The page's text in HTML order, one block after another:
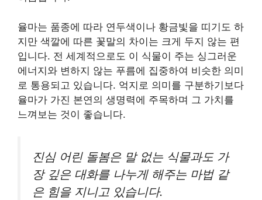
율마는 품종에 따라 연두색이나 황금빛을 띠기도 하
지만 색깔에 따른 꽃말의 차이는 크게 두지 않는 편
입니다. 전 세계적으로도 이 식물이 주는 싱그러운
에너지와 변하지 않는 푸름에 집중하여 비슷한 의미
로 통용되고 있습니다. 억지로 의미를 구분하기보다
율마가 가진 본연의 생명력에 주목하며 그 가치를
느껴보는 것이 좋습니다.
진심 어린 돌봄은 말 없는 식물과도 가
장 깊은 대화를 나누게 해주는 마법 같
은 힘을 지니고 있습니다.